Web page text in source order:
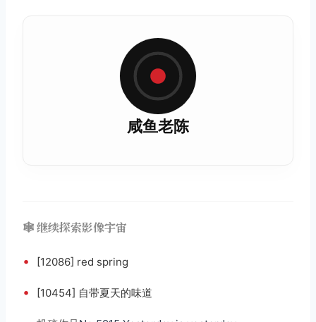
咸鱼老陈
🕸️ 继续探索影像宇宙
• [12086] red spring
• [10454] 自带夏天的味道